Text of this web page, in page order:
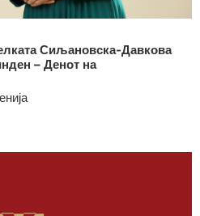
Сиљановска-Давкова
– Денот на